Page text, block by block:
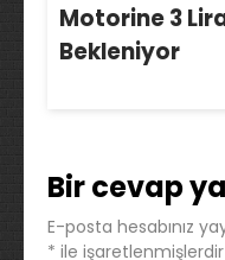
Motorine 3
Bekleniyor
Bir cevap
E-posta hesabınız
* ile işaretlenmişlerdir